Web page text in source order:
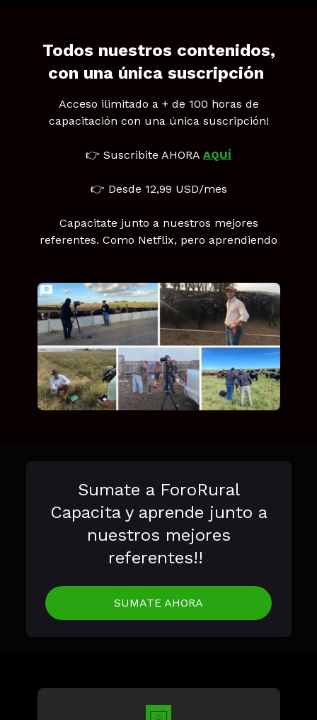
Todos nuestros contenidos,
con una única suscripción
Acceso ilimitado a + de 100 horas de
capacitación con una única suscripción!
👉 Suscribite AHORA AQUÍ
👉 Desde 12,99 USD/mes
Capacitate junto a nuestros mejores
referentes. Como Netflix, pero aprendiendo
Sumate a ForoRural
Capacita y aprende junto a
nuestros mejores
referentes!!
SUMATE AHORA